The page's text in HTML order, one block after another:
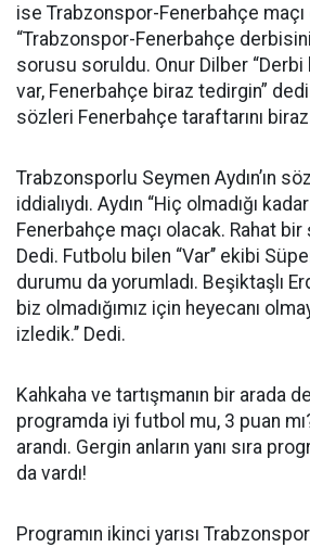
ise Trabzonspor-Fenerbahçe maçı
“Trabzonspor-Fenerbahçe derbisini
sorusu soruldu. Onur Dilber “Derbi
var, Fenerbahçe biraz tedirgin”
sözleri Fenerbahçe taraftarını biraz
Trabzonsporlu Seymen Aydın’ın
iddialıydı. Aydın “Hiç olmadığı
Fenerbahçe maçı olacak. Rahat bir
Dedi. Futbolu bilen “Var’’ ekibi
durumu da yorumladı. Beşiktaşlı
biz olmadığımız için heyecanı
izledik.’’ Dedi.
Kahkaha ve tartışmanın bir arada
programda iyi futbol mu, 3 puan
arandı. Gergin anların yanı sıra
da vardı!
Programın ikinci yarısı